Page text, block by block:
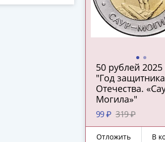
50 рублей
"Год защитника
Отечества.
Могила»"
99 ₽ 319 ₽
Отложить В